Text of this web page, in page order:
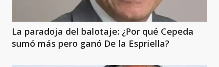
La paradoja del balotaje: ¿Por qué Cepeda
sumó más pero ganó De la Espriella?